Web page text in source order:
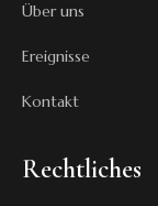
Über uns
Ereignisse
Kontakt
Rechtliches